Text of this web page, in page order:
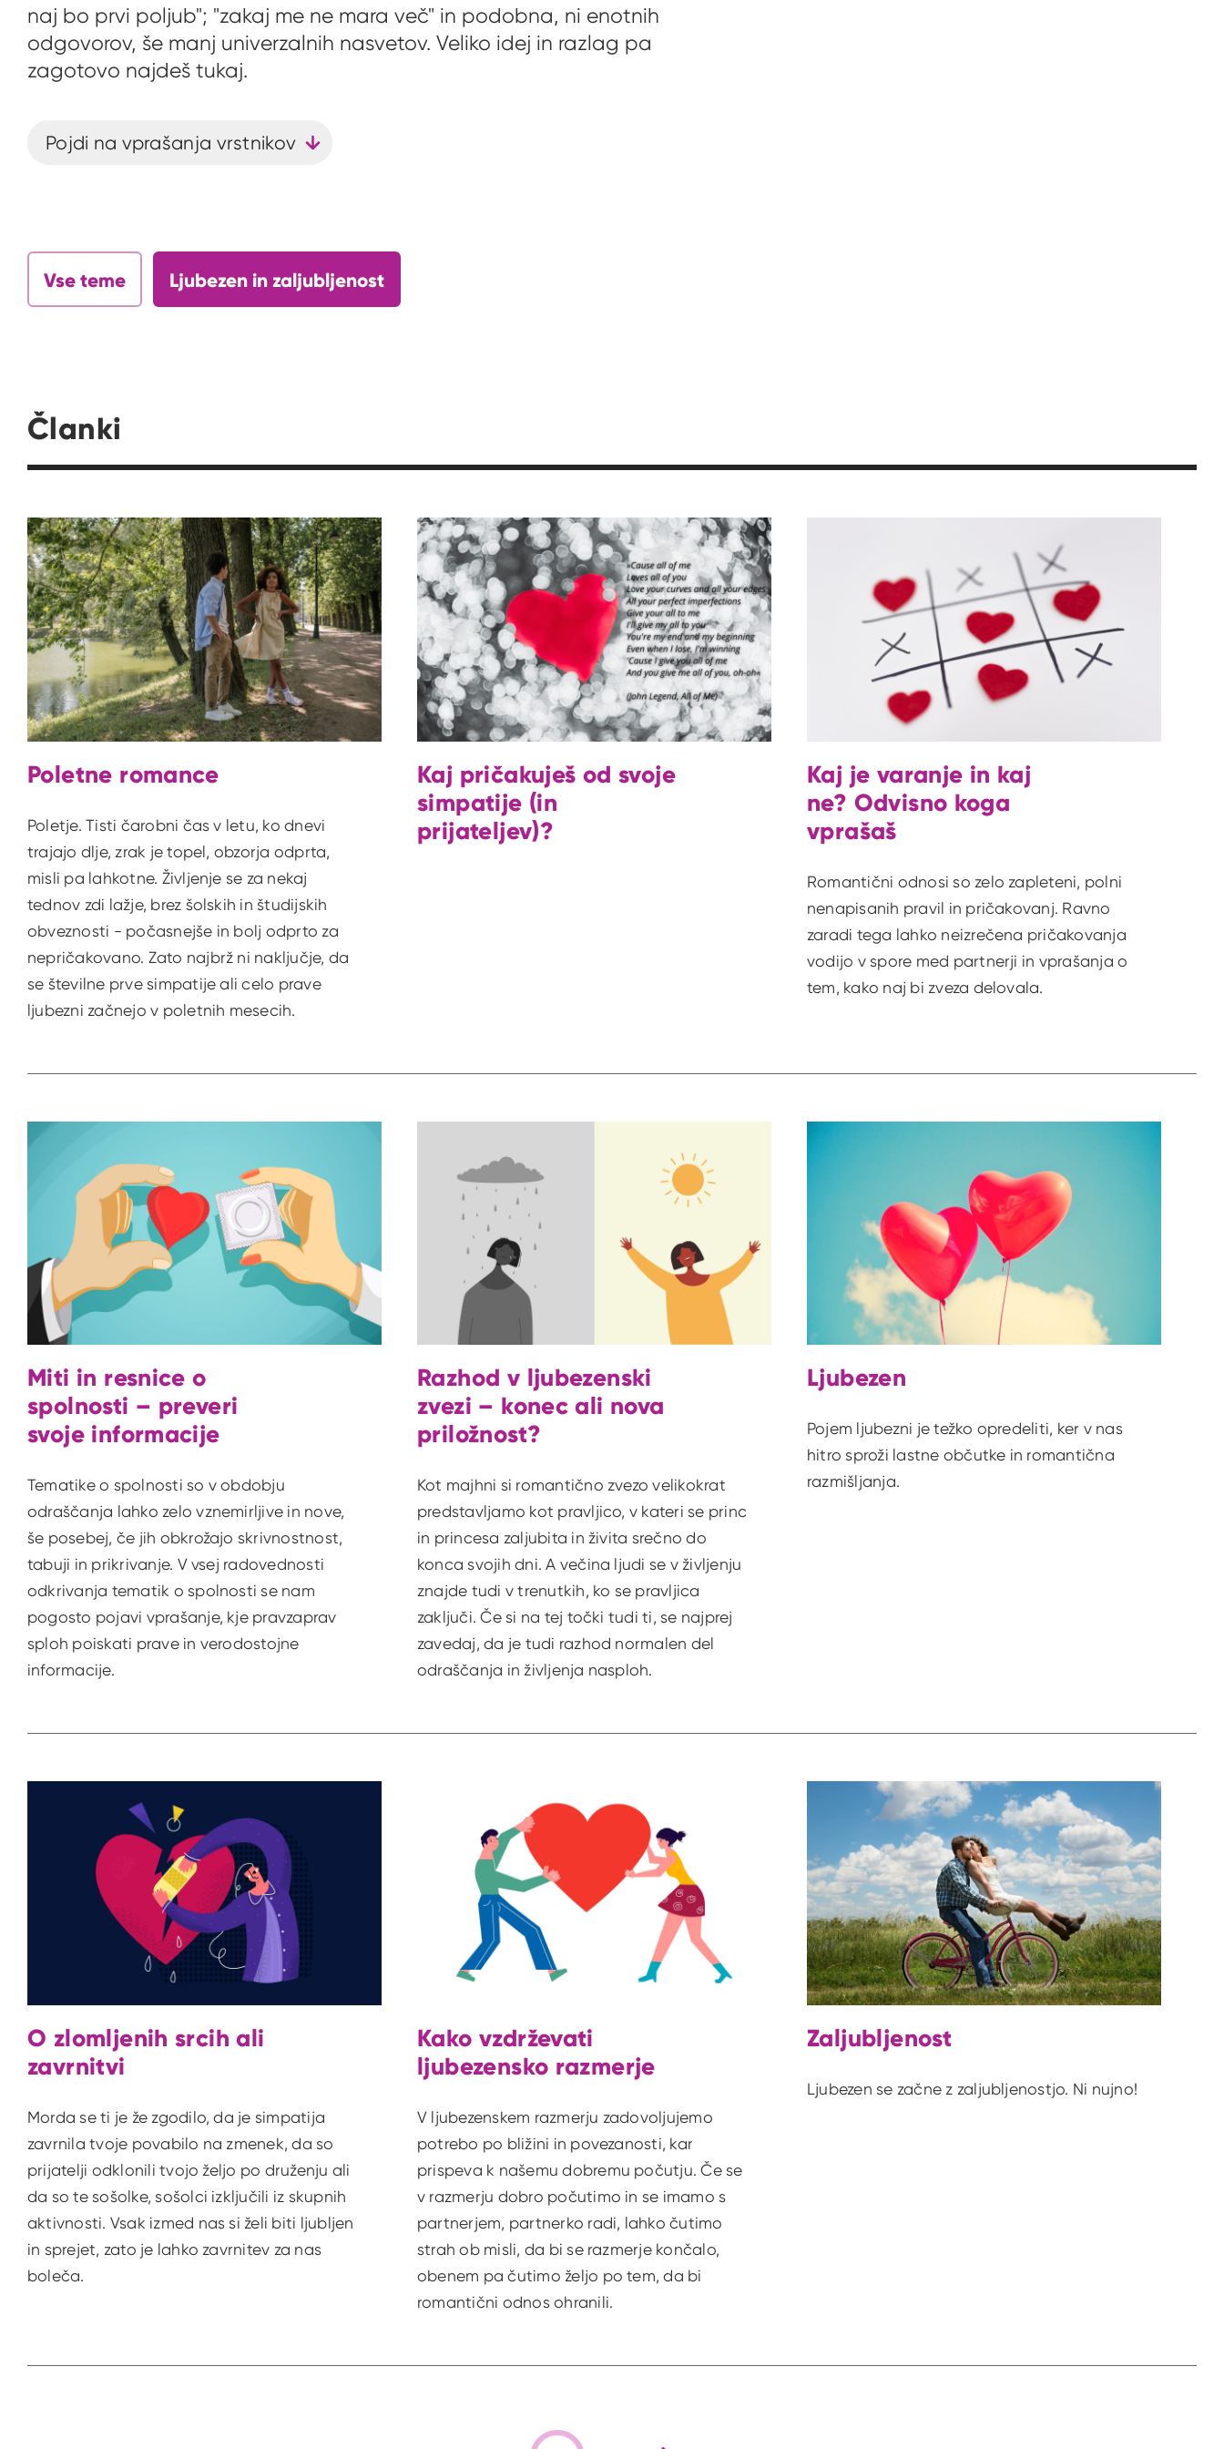
naj bo prvi poljub"; "zakaj me ne mara več" in podobna, ni enotnih
odgovorov, še manj univerzalnih nasvetov. Veliko idej in razlag pa
zagotovo najdeš tukaj.
Pojdi na vprašanja vrstnikov
Vse teme Ljubezen in zaljubljenost
Članki
Poletne romance
Poletje. Tisti čarobni čas v letu, ko dnevi
trajajo dlje, zrak je topel, obzorja odprta,
misli pa lahkotne. Življenje se za nekaj
tednov zdi lažje, brez šolskih in študijskih
obveznosti - počasnejše in bolj odprto za
nepričakovano. Zato najbrž ni naključje, da
se številne prve simpatije ali celo prave
ljubezni začnejo v poletnih mesecih.
Kaj pričakuješ od svoje
simpatije (in
prijateljev)?
Kaj je varanje in kaj
ne? Odvisno koga
vprašaš
Romantični odnosi so zelo zapleteni, polni
nenapisanih pravil in pričakovanj. Ravno
zaradi tega lahko neizrečena pričakovanja
vodijo v spore med partnerji in vprašanja o
tem, kako naj bi zveza delovala.
Miti in resnice o
spolnosti – preveri
svoje informacije
Tematike o spolnosti so v obdobju
odraščanja lahko zelo vznemirljive in nove,
še posebej, če jih obkrožajo skrivnostnost,
tabuji in prikrivanje. V vsej radovednosti
odkrivanja tematik o spolnosti se nam
pogosto pojavi vprašanje, kje pravzaprav
sploh poiskati prave in verodostojne
informacije.
Razhod v ljubezenski
zvezi – konec ali nova
priložnost?
Kot majhni si romantično zvezo velikokrat
predstavljamo kot pravljico, v kateri se princ
in princesa zaljubita in živita srečno do
konca svojih dni. A večina ljudi se v življenju
znajde tudi v trenutkih, ko se pravljica
zaključi. Če si na tej točki tudi ti, se najprej
zavedaj, da je tudi razhod normalen del
odraščanja in življenja nasploh.
Ljubezen
Pojem ljubezni je težko opredeliti, ker v nas
hitro sproži lastne občutke in romantična
razmišljanja.
O zlomljenih srcih ali
zavrnitvi
Morda se ti je že zgodilo, da je simpatija
zavrnila tvoje povabilo na zmenek, da so
prijatelji odklonili tvojo željo po druženju ali
da so te sošolke, sošolci izključili iz skupnih
aktivnosti. Vsak izmed nas si želi biti ljubljen
in sprejet, zato je lahko zavrnitev za nas
boleča.
Kako vzdrževati
ljubezensko razmerje
V ljubezenskem razmerju zadovoljujemo
potrebo po bližini in povezanosti, kar
prispeva k našemu dobremu počutju. Če se
v razmerju dobro počutimo in se imamo s
partnerjem, partnerko radi, lahko čutimo
strah ob misli, da bi se razmerje končalo,
obenem pa čutimo željo po tem, da bi
romantični odnos ohranili.
Zaljubljenost
Ljubezen se začne z zaljubljenostjo. Ni nujno!